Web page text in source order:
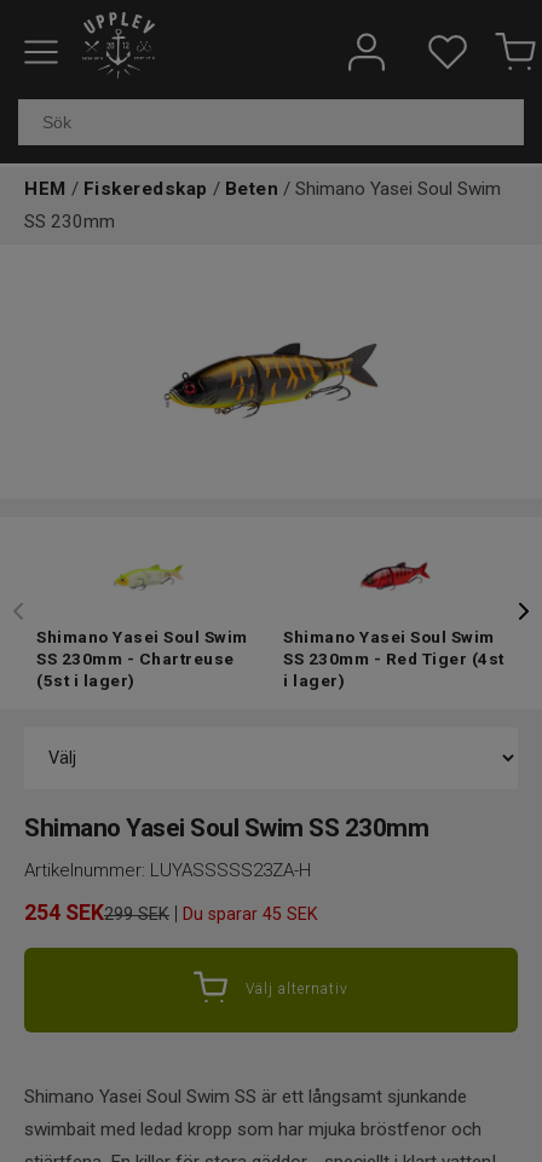
Fiskeredskap
Kläder & skor
HEM / Fiskeredskap / Beten / Shimano Yasei Soul Swim
SS 230mm
Shimano Yasei Soul Swim
SS 230mm - Chartreuse
(5st i lager)
Shimano Yasei Soul Swim
SS 230mm - Red Tiger (4st
i lager)
Shimano Yasei Soul Swim SS 230mm
Artikelnummer: LUYASSSSS23ZA-H
254 SEK299 SEK | Du sparar 45 SEK
Välj alternativ
Shimano Yasei Soul Swim SS är ett långsamt sjunkande
swimbait med ledad kropp som har mjuka bröstfenor och